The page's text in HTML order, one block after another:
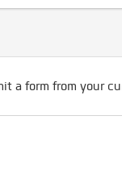
a form from your